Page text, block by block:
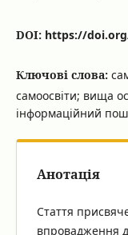
DOI: https://doi.org/
Ключові слова:
самоосвіти; вища
інформаційний
Анотація
Стаття
впровадження